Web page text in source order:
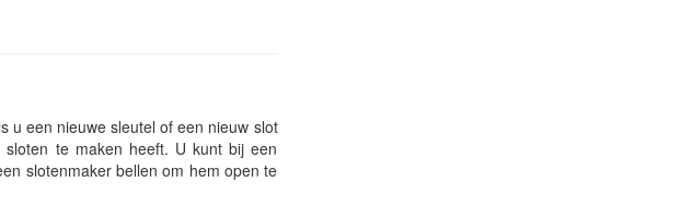
u een nieuwe sleutel of een nieuw slot
te maken heeft. U kunt bij een
slotenmaker bellen om hem open te